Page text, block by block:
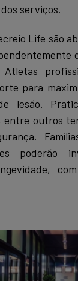
serviços.
Life são
para
lesão.
entre outros
poderão